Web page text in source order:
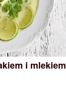
i mlekiem